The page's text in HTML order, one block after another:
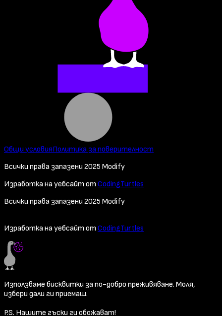
Общи условияПолитика за поверителност
Всички права запазени 2025 Modify
Изработка на уебсайт от CodingTurtles
Всички права запазени 2025 Modify
Изработка на уебсайт от CodingTurtles
Използваме бисквитки за по-добро преживяване. Моля,
избери дали ги приемаш.
P.S. Нашите гъски ги обожават!